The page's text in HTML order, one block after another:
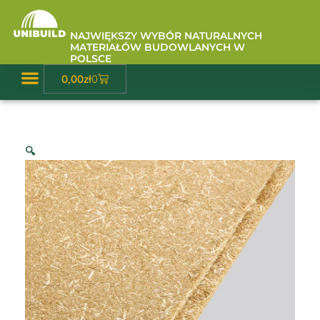
Przejdź
NAJWIĘKSZY WYBÓR NATURALNYCH
MATERIAŁÓW BUDOWLANYCH W
POLSCE
0,00zł0
Wózek
🔍